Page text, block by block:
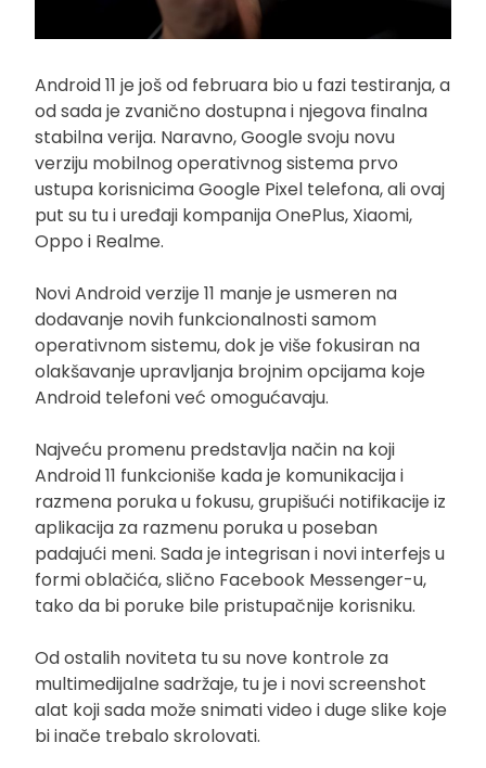
Android 11 je još od februara bio u fazi testiranja, a
od sada je zvanično dostupna i njegova finalna
stabilna verija. Naravno, Google svoju novu
verziju mobilnog operativnog sistema prvo
ustupa korisnicima Google Pixel telefona, ali ovaj
put su tu i uređaji kompanija OnePlus, Xiaomi,
Oppo i Realme.
Novi Android verzije 11 manje je usmeren na
dodavanje novih funkcionalnosti samom
operativnom sistemu, dok je više fokusiran na
olakšavanje upravljanja brojnim opcijama koje
Android telefoni već omogućavaju.
Najveću promenu predstavlja način na koji
Android 11 funkcioniše kada je komunikacija i
razmena poruka u fokusu, grupišući notifikacije iz
aplikacija za razmenu poruka u poseban
padajući meni. Sada je integrisan i novi interfejs u
formi oblačića, slično Facebook Messenger-u,
tako da bi poruke bile pristupačnije korisniku.
Od ostalih noviteta tu su nove kontrole za
multimedijalne sadržaje, tu je i novi screenshot
alat koji sada može snimati video i duge slike koje
bi inače trebalo skrolovati.